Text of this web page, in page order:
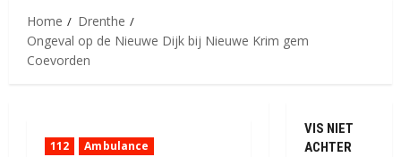
Home
Drenthe
Ongeval op de Nieuwe Dijk bij Nieuwe Krim gem
Coevorden
112
Ambulance
VIS NIET
ACHTER